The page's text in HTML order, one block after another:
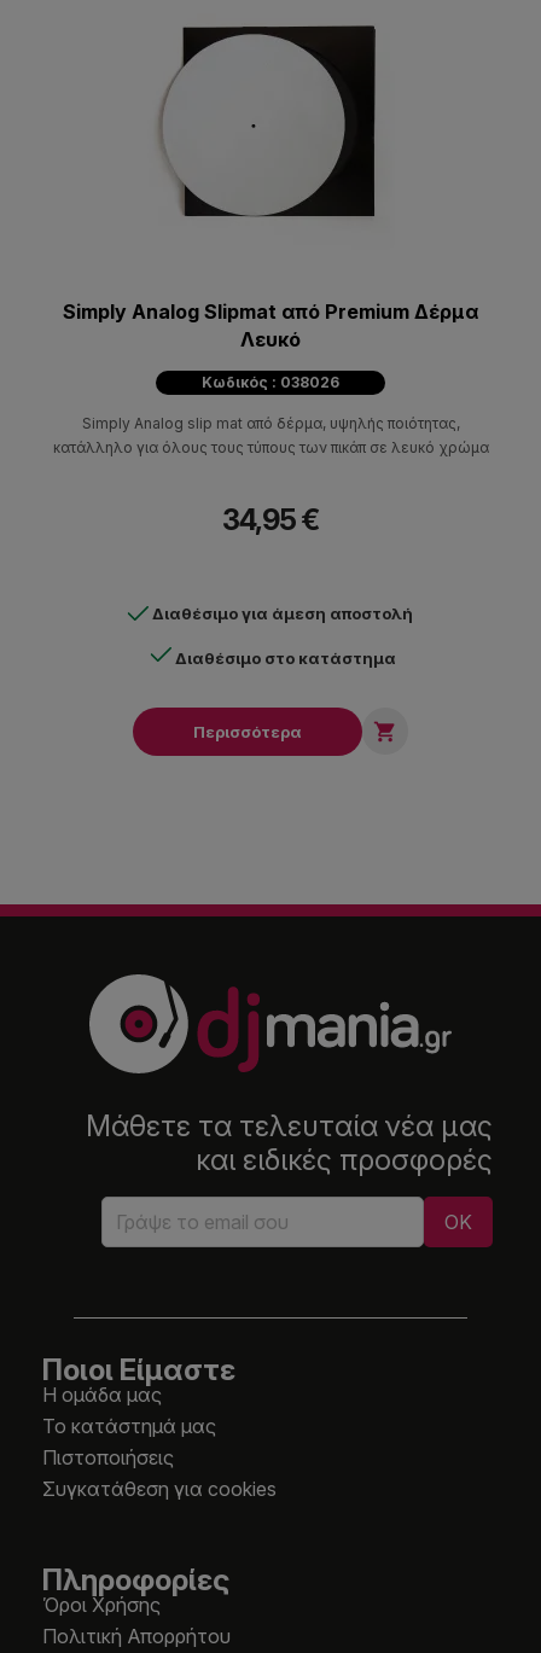
Simply Analog Slipmat από Premium Δέρμα
Λευκό
Κωδικός : 038026
Simply Analog slip mat από δέρμα, υψηλής ποιότητας,
κατάλληλο για όλους τους τύπους των πικάπ σε λευκό χρώμα
34,95 €
Διαθέσιμο για άμεση αποστολή
Διαθέσιμο στο κατάστημα
Περισσότερα 
Μάθετε τα τελευταία νέα μας
και ειδικές προσφορές
Ποιοι Είμαστε
Η ομάδα μας
Το κατάστημά μας
Πιστοποιήσεις
Συγκατάθεση για cookies
Πληροφορίες
Όροι Χρήσης
Πολιτική Απορρήτου